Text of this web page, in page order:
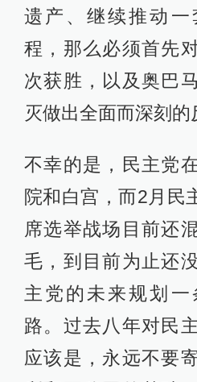
遗产、继续推动一
程，那么必须首先
次获胜，以及奥巴
灭做出全面而深刻的
不幸的是，民主党
院和白宫，而2月民
席选举战场目前还
毛，到目前为止还
主党的未来规划
路。过去八年对民
应该是，永远不要